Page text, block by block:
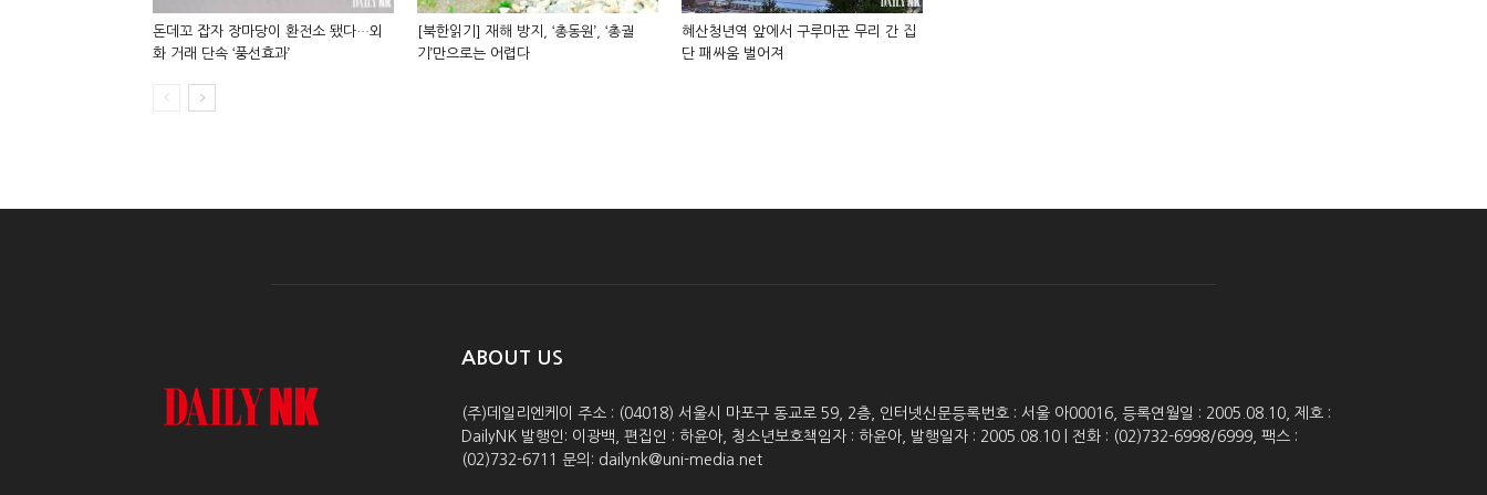
돈데꼬 잡자 장마당이 환전소 됐다…외
화 거래 단속 ‘풍선효과’
[북한읽기] 재해 방지, ‘총동원’, ‘총궐
기’만으로는 어렵다
혜산청년역 앞에서 구루마꾼 무리 간 집
단 패싸움 벌어져
ABOUT US
(주)데일리엔케이 주소 : (04018) 서울시 마포구 동교로 59, 2층, 인터넷신문등록번호 : 서울 아00016, 등록연월일 : 2005.08.10, 제호 :
DailyNK 발행인: 이광백, 편집인 : 하윤아, 청소년보호책임자 : 하윤아, 발행일자 : 2005.08.10 | 전화 : (02)732-6998/6999, 팩스 :
(02)732-6711 문의: dailynk@uni-media.net